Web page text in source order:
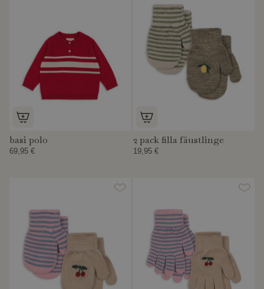
basi polo
69,95 €
2 pack filla fäustlinge
19,95 €